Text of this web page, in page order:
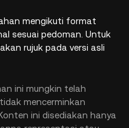
mengikuti format
sesuai pedoman. Untuk
rujuk pada versi asli
ini mungkin telah
mencerminkan
ini disediakan hanya